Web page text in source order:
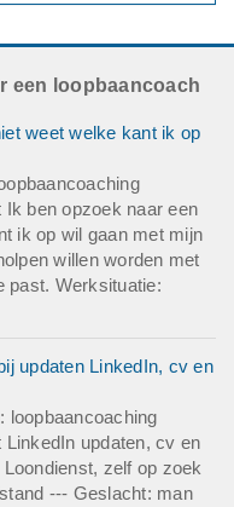
een loopbaancoach
weet welke kant ik op
Ik ben opzoek naar een
ik op wil gaan met mijn
willen worden met
past. Werksituatie:
updaten LinkedIn, cv en
loopbaancoaching
updaten, cv en
zelf op zoek
--- Geslacht: man